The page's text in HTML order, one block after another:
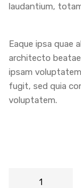
laudantium,
Eaque ipsa quae
architecto
ipsam
fugit, sed quia
voluptatem.